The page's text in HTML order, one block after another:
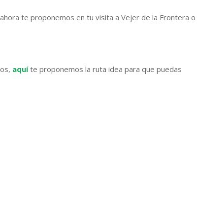
te proponemos en tu visita a Vejer de la Frontera o
aquí te proponemos la ruta idea para que puedas